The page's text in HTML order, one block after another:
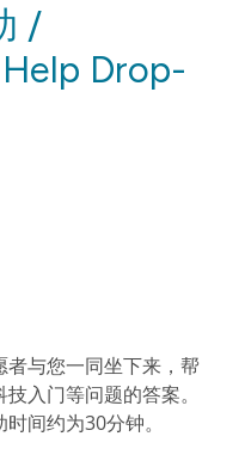
/
Drop-
与您一同坐下来，帮
入门等问题的答案。
间约为30分钟。